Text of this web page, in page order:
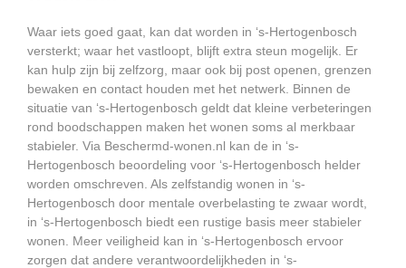
Waar iets goed gaat, kan dat worden in ‘s-Hertogenbosch
versterkt; waar het vastloopt, blijft extra steun mogelijk. Er
kan hulp zijn bij zelfzorg, maar ook bij post openen, grenzen
bewaken en contact houden met het netwerk. Binnen de
situatie van ‘s-Hertogenbosch geldt dat kleine verbeteringen
rond boodschappen maken het wonen soms al merkbaar
stabieler. Via Beschermd-wonen.nl kan de in ‘s-
Hertogenbosch beoordeling voor ‘s-Hertogenbosch helder
worden omschreven. Als zelfstandig wonen in ‘s-
Hertogenbosch door mentale overbelasting te zwaar wordt,
in ‘s-Hertogenbosch biedt een rustige basis meer stabieler
wonen. Meer veiligheid kan in ‘s-Hertogenbosch ervoor
zorgen dat andere verantwoordelijkheden in ‘s-